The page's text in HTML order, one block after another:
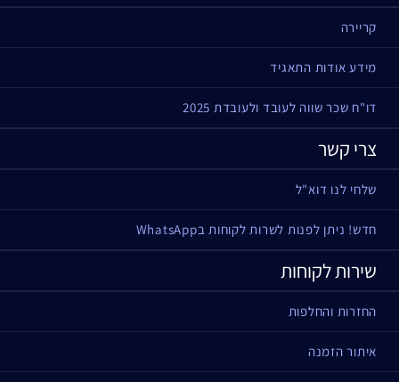
קריירה
מידע אודות התאגיד
דו"ח שכר שווה לעובד ולעובדת 2025
צרי קשר
שלחי לנו דוא"ל
חדש! ניתן לפנות לשרות לקוחות בWhatsApp
שירות לקוחות
החזרות והחלפות
איתור הזמנה